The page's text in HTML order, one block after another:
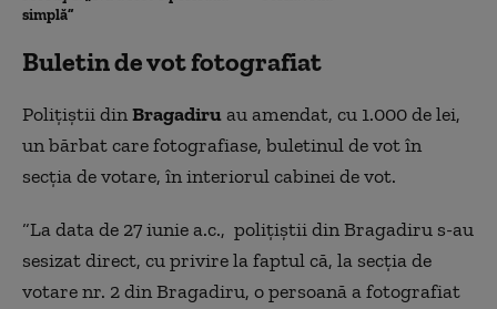
simplă”
Buletin de vot fotografiat
Polițiștii dinBragadiruau amendat, cu 1.000 de lei,
un bărbat care fotografiase, buletinul de vot în
secția de votare, în interiorul cabinei de vot.
“La data de 27 iunie a.c., polițiștii din Bragadiru s-au
sesizat direct, cu privire la faptul că, la secția de
votare nr. 2 din Bragadiru, o persoană a fotografiat